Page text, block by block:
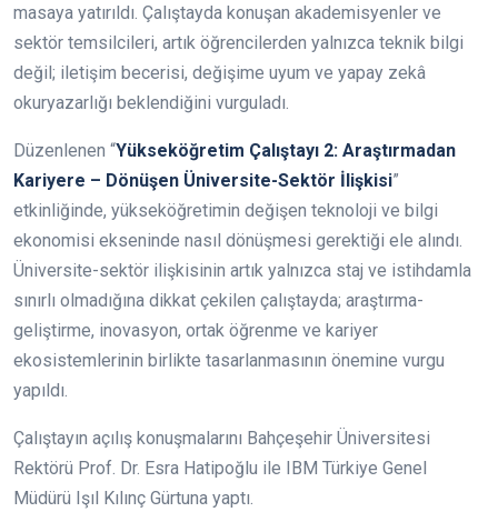
masaya yatırıldı. Çalıştayda konuşan akademisyenler ve
sektör temsilcileri, artık öğrencilerden yalnızca teknik bilgi
değil; iletişim becerisi, değişime uyum ve yapay zekâ
okuryazarlığı beklendiğini vurguladı.
Düzenlenen “Yükseköğretim Çalıştayı 2: Araştırmadan
Kariyere – Dönüşen Üniversite-Sektör İlişkisi”
etkinliğinde, yükseköğretimin değişen teknoloji ve bilgi
ekonomisi ekseninde nasıl dönüşmesi gerektiği ele alındı.
Üniversite-sektör ilişkisinin artık yalnızca staj ve istihdamla
sınırlı olmadığına dikkat çekilen çalıştayda; araştırma-
geliştirme, inovasyon, ortak öğrenme ve kariyer
ekosistemlerinin birlikte tasarlanmasının önemine vurgu
yapıldı.
Çalıştayın açılış konuşmalarını Bahçeşehir Üniversitesi
Rektörü Prof. Dr. Esra Hatipoğlu ile IBM Türkiye Genel
Müdürü Işıl Kılınç Gürtuna yaptı.